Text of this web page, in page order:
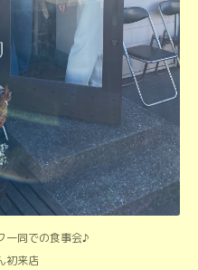
一同での食事会♪
初来店